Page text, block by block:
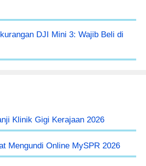
DJI Mini 3: Wajib Beli di
Klinik Gigi Kerajaan 2026
Mengundi Online MySPR 2026